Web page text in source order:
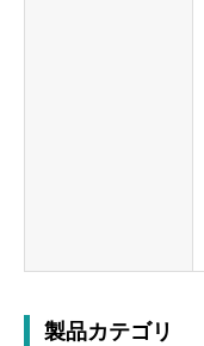
製品カテゴリ